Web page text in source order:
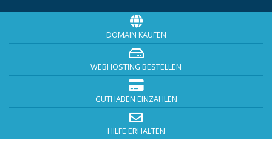
DOMAIN KAUFEN
WEBHOSTING BESTELLEN
GUTHABEN EINZAHLEN
HILFE ERHALTEN